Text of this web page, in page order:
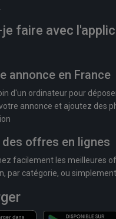
je faire avec
annonce en France
d'un ordinateur pour
annonce et ajoutez des
des offres en lignes
facilement les meilleures
par catégorie, ou